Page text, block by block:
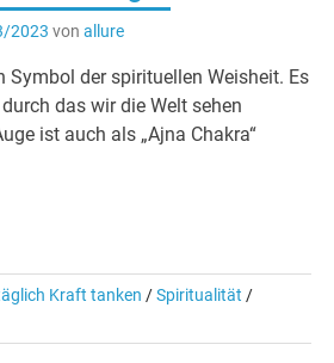
2023 von allure
Symbol der spirituellen Weisheit. Es
das wir die Welt sehen
ist auch als „Ajna Chakra“
Kraft tanken /Spiritualität /